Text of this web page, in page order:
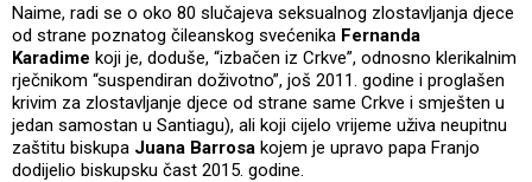
Naime, radi se o oko 80 slučajeva seksualnog zlostavljanja djece
od strane poznatog čileanskog svećenika Fernanda
Karadime koji je, doduše, “izbačen iz Crkve”, odnosno klerikalnim
rječnikom “suspendiran doživotno”, još 2011. godine i proglašen
krivim za zlostavljanje djece od strane same Crkve i smješten u
jedan samostan u Santiagu), ali koji cijelo vrijeme uživa neupitnu
zaštitu biskupa Juana Barrosa kojem je upravo papa Franjo
dodijelio biskupsku čast 2015. godine.